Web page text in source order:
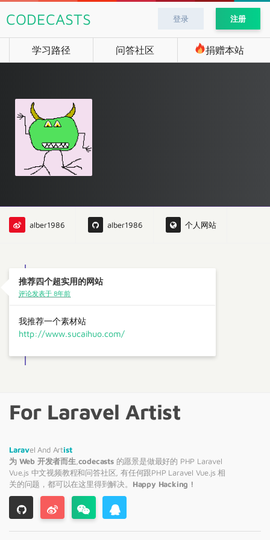
CODECASTS 登录 注册
学习路径 问答社区 捐赠本站
alber1986 alber1986 个人网站
推荐四个超实用的网站
评论发表于 8年前
我推荐一个素材站
http://www.sucaihuo.com/
For Laravel Artist
Laravel And Artist
为 Web 开发者而生 codecasts的愿景是做最好的 PHP Laravel
Vue.js 中文视频教程和问答社区, 有任何跟PHP Laravel Vue.js 相
关的问题，都可以在这里得到解决。 Happy Hacking !